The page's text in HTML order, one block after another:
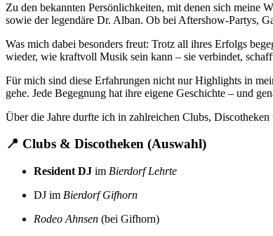
Zu den bekannten Persönlichkeiten, mit denen sich meine
sowie der legendäre Dr. Alban. Ob bei Aftershow-Partys,
Was mich dabei besonders freut: Trotz all ihres Erfolgs
wieder, wie kraftvoll Musik sein kann – sie verbindet,
Für mich sind diese Erfahrungen nicht nur Highlights in
gehe. Jede Begegnung hat ihre eigene Geschichte – und
Über die Jahre durfte ich in zahlreichen Clubs,
📍 Clubs & Discotheken (Auswahl)
Resident DJ im Bierdorf Lehrte
DJ im Bierdorf Gifhorn
Rodeo Ahnsen (bei Gifhorn)